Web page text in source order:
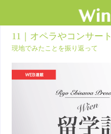
11｜オペラやコンサー
現地でみたことを振り返って